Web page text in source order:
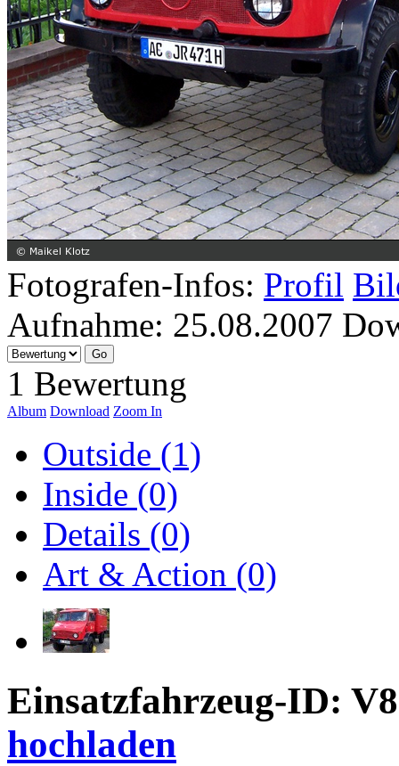
Fotografen-Infos: Profil
Aufnahme: 25.08.2007
1 Bewertung
Album Download Zoom In
Outside (1)
Inside (0)
Details (0)
Art & Action (0)
Einsatzfahrzeug-ID:
hochladen